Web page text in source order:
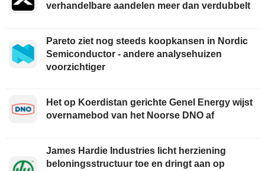
verhandelbare aandelen meer dan verdubbelt
Pareto ziet nog steeds koopkansen in Nordic
Semiconductor - andere analysehuizen
voorzichtiger
Het op Koerdistan gerichte Genel Energy wijst
overnamebod van het Noorse DNO af
James Hardie Industries licht herziening
beloningsstructuur toe en dringt aan op